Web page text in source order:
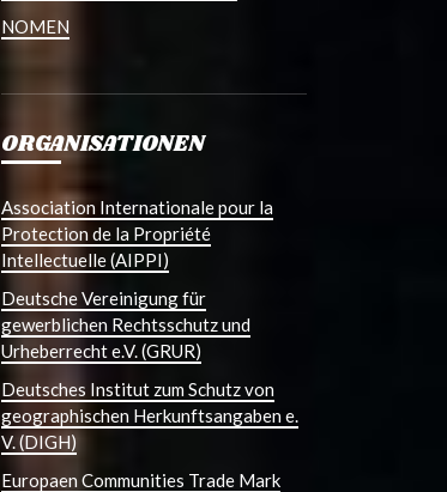
NOMEN
ORGANISATIONEN
Association Internationale pour la
Protection de la Propriété
Intellectuelle (AIPPI)
Deutsche Vereinigung für
gewerblichen Rechtsschutz und
Urheberrecht e.V. (GRUR)
Deutsches Institut zum Schutz von
geographischen Herkunftsangaben e.
V. (DIGH)
Europaen Communities Trade Mark